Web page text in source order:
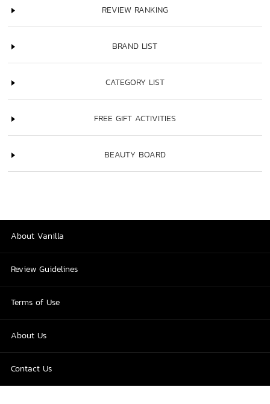
REVIEW RANKING
BRAND LIST
CATEGORY LIST
FREE GIFT ACTIVITIES
BEAUTY BOARD
About Vanilla
Review Guidelines
Terms of Use
About Us
Contact Us